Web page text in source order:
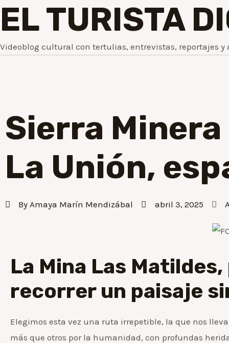
EL TURISTA
Videoblog cultural con tertulias, entrevistas, reportajes y
Sierra
La Unión,
By Amaya Marín Mendizábal abril 3, 2025
La Mina Las
recorrer un paisaje
Elegimos esta vez una ruta irrepetible, la que nos
más que otros por la humanidad, con profundas